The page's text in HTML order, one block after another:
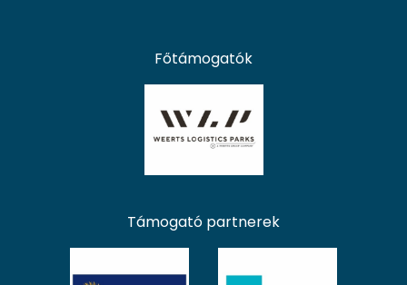
Főtámogatók
Támogató partnerek